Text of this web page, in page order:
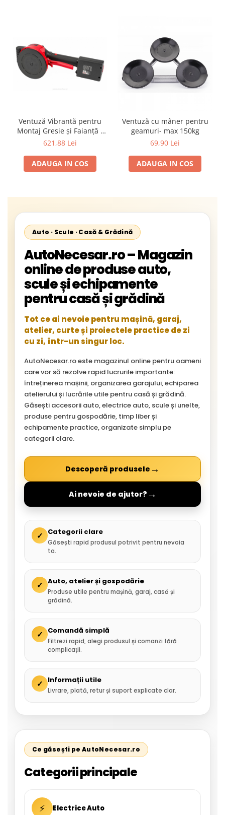
Ventuză Vibrantă pentru
Montaj Gresie și Faianță -
Profesională 18V, 600W + 2
621,88 Lei
ADAUGA IN COS
Ventuză cu mâner pentru
geamuri- max 150kg
69,90 Lei
ADAUGA IN COS
Auto · Scule · Casă & Grădină
AutoNecesar.ro – Magazin
online de produse auto,
scule și echipamente
pentru casă și grădină
Tot ce ai nevoie pentru mașină, garaj,
atelier, curte și proiectele practice de zi
cu zi, într-un singur loc.
AutoNecesar.ro este magazinul online pentru oameni
care vor să rezolve rapid lucrurile importante:
întreținerea mașinii, organizarea garajului, echiparea
atelierului și lucrările utile pentru casă și grădină.
Găsești accesorii auto, electrice auto, scule și unelte,
produse pentru gospodărie, timp liber și
echipamente practice, organizate simplu pe
categorii clare.
Descoperă produsele →
Ai nevoie de ajutor? →
✓ Categorii clare
Găsești rapid produsul potrivit pentru nevoia
ta.
✓ Auto, atelier și gospodărie
Produse utile pentru mașină, garaj, casă și
grădină.
✓ Comandă simplă
Filtrezi rapid, alegi produsul și comanzi fără
complicații.
✓ Informații utile
Livrare, plată, retur și suport explicate clar.
Ce găsești pe AutoNecesar.ro
Categorii principale
⚡ Electrice Auto